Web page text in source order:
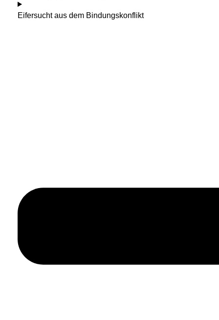
Eifersucht aus dem Bindungskonflikt